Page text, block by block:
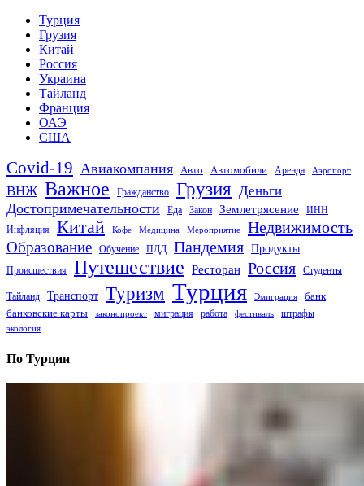
Турция
Грузия
Китай
Россия
Украина
Тайланд
Франция
ОАЭ
США
Covid-19 Авиакомпания Авто Автомобили Аренда Аэропорт
ВНЖ Важное Гражданство Грузия Деньги
Достопримечательности
Еда Закон Землетрясение
ИНН
Инфляция
Китай Кофе Медицина Мероприятие Недвижимость
Образование Обучение ПДД Пандемия Продукты
Происшествия Путешествие Ресторан Россия Студенты
Тайланд Транспорт Туризм Турция Эмиграция
банк
банковские карты
законопроект миграция работа фестиваль штрафы
экология
По Турции